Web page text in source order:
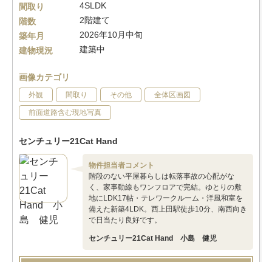
間取り
4SLDK
階数
2階建て
築年月
2026年10月中旬
建物現況
建築中
画像カテゴリ
外観 間取り その他 全体区画図
前面道路含む現地写真
センチュリー21Cat Hand
物件担当者コメント
階段のない平屋暮らしは転落事故の心配がな
く、家事動線もワンフロアで完結。ゆとりの敷
地にLDK17帖・テレワークルーム・洋風和室を
備えた新築4LDK。西上田駅徒歩10分、南西向き
で日当たり良好です。
センチュリー21Cat Hand 小島 健児